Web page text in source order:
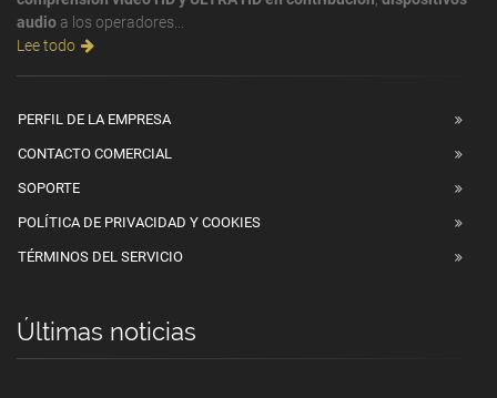
audio a los operadores...
Lee todo
PERFIL DE LA EMPRESA
CONTACTO COMERCIAL
SOPORTE
POLÍTICA DE PRIVACIDAD Y COOKIES
TÉRMINOS DEL SERVICIO
Últimas noticias